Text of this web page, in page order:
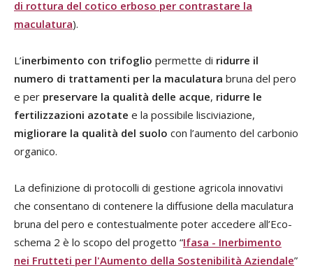
di rottura del cotico erboso per contrastare la
maculatura).
L’inerbimento con trifoglio permette di ridurre il
numero di trattamenti per la maculatura bruna del pero
e per preservare la qualità delle acque, ridurre le
fertilizzazioni azotate e la possibile lisciviazione,
migliorare la qualità del suolo con l’aumento del carbonio
organico.
La definizione di protocolli di gestione agricola innovativi
che consentano di contenere la diffusione della maculatura
bruna del pero e contestualmente poter accedere all’Eco-
schema 2 è lo scopo del progetto “Ifasa - Inerbimento
nei Frutteti per l'Aumento della Sostenibilità Aziendale”